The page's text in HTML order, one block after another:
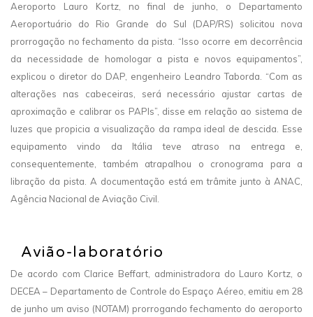
Aeroporto Lauro Kortz, no final de junho, o Departamento
Aeroportuário do Rio Grande do Sul (DAP/RS) solicitou nova
prorrogação no fechamento da pista. “Isso ocorre em decorrência
da necessidade de homologar a pista e novos equipamentos”,
explicou o diretor do DAP, engenheiro Leandro Taborda. “Com as
alterações nas cabeceiras, será necessário ajustar cartas de
aproximação e calibrar os PAPIs”, disse em relação ao sistema de
luzes que propicia a visualização da rampa ideal de descida. Esse
equipamento vindo da Itália teve atraso na entrega e,
consequentemente, também atrapalhou o cronograma para a
libração da pista. A documentação está em trâmite junto à ANAC,
Agência Nacional de Aviação Civil.
Avião-laboratório
De acordo com Clarice Beffart, administradora do Lauro Kortz, o
DECEA – Departamento de Controle do Espaço Aéreo, emitiu em 28
de junho um aviso (NOTAM) prorrogando fechamento do aeroporto